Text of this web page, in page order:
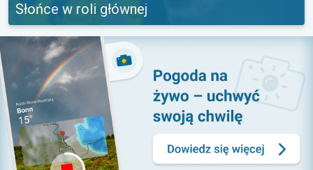
Słońce w roli głównej